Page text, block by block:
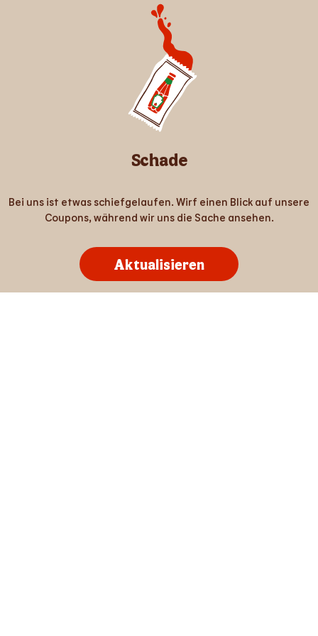
Schade
Bei uns ist etwas schiefgelaufen. Wirf einen Blick auf unsere
Coupons, während wir uns die Sache ansehen.
Aktualisieren